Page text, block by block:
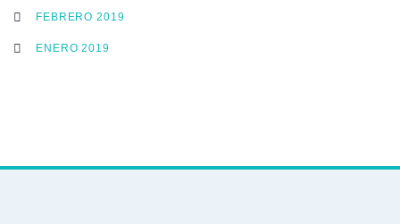
FEBRERO 2019
ENERO 2019